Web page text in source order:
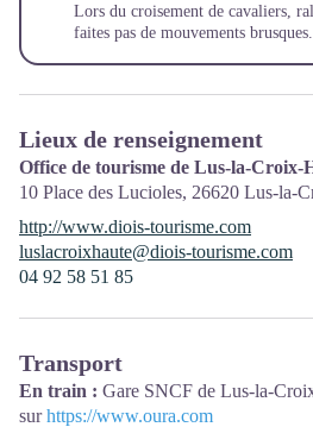
Lors du croisement de cavaliers,
faites pas de mouvements brusques.
Lieux de renseignement
Office de tourisme de Lus-la-Croix-
10 Place des Lucioles, 26620 Lus-la-
http://www.diois-tourisme.com
luslacroixhaute@diois-tourisme.com
04 92 58 51 85
Transport
En train : Gare SNCF de Lus-la-
surhttps://www.oura.com